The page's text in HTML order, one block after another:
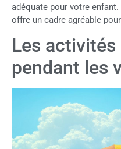
adéquate pour votre
offre un cadre agréable
Les
pendant les